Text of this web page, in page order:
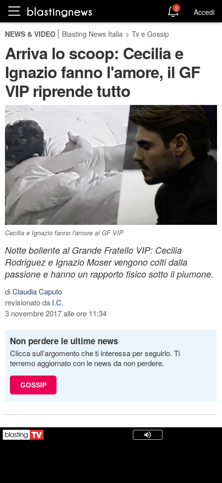
2 Accedi
NEWS & VIDEO Blasting News Italia > Tv e Gossip
Arriva lo scoop: Cecilia e
Ignazio fanno l'amore, il GF
VIP riprende tutto
Cecilia e Ignazio fanno l'amore al GF VIP
Notte bollente al Grande Fratello VIP: Cecilia
Rodriguez e Ignazio Moser vengono colti dalla
passione e hanno un rapporto fisico sotto il piumone.
diClaudia Caputo
revisionato da I.C.
3 novembre 2017 alle ore 11:34
Non perdere le ultime news
Clicca sull’argomento che ti interessa per seguirlo. Ti
terremo aggiornato con le news da non perdere.
GOSSIP